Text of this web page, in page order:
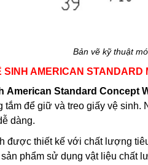
Bản vẽ kỹ thuật
SINH AMERICAN
American Standard Concept
tắm để giữ và treo giấy vệ
dàng.
được thiết kế với chất lượng
phẩm sử dụng vật liệu chất